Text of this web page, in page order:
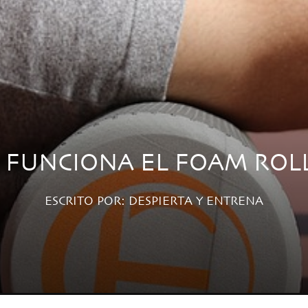
FUNCIONA EL FOAM
ESCRITO POR: DESPIERTA Y ENTRENA